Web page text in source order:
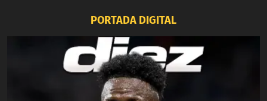
PORTADA DIGITAL